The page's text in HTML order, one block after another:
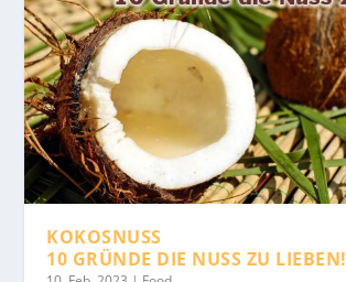
KOKOSNUSS
10 GRÜNDE DIE NUSS ZU LIEBEN!